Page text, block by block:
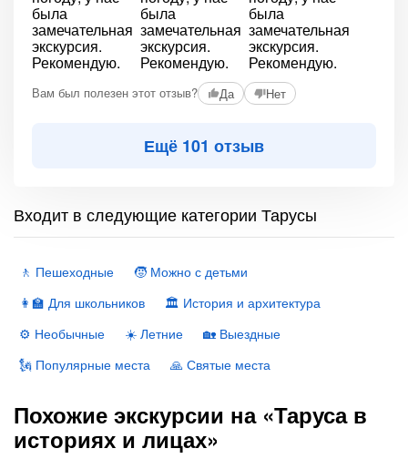
Вам был полезен этот отзыв? Да Нет
Ещё 101 отзыв
Входит в следующие категории Тарусы
🚶 Пешеходные
🧒 Можно с детьми
👩‍🏫 Для школьников
🏛 История и архитектура
⚙️ Необычные
☀️ Летние
🏡 Выездные
🗽 Популярные места
🙏 Святые места
Похожие экскурсии на «Таруса в
историях и лицах»